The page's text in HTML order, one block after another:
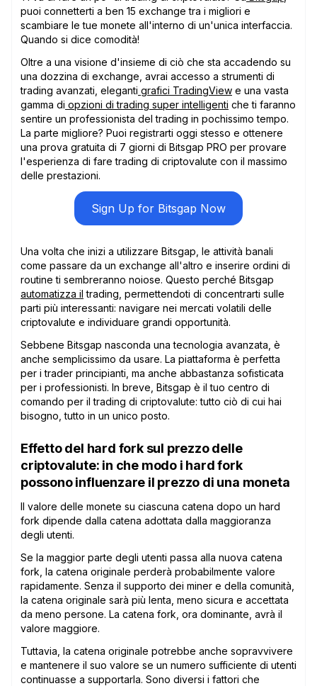
puoi connetterti a ben 15 exchange tra i migliori e
scambiare le tue monete all'interno di un'unica interfaccia.
Quando si dice comodità!
Oltre a una visione d'insieme di ciò che sta accadendo su
una dozzina di exchange, avrai accesso a strumenti di
trading avanzati, eleganti grafici TradingView e una vasta
gamma di opzioni di trading super intelligenti che ti faranno
sentire un professionista del trading in pochissimo tempo.
La parte migliore? Puoi registrarti oggi stesso e ottenere
una prova gratuita di 7 giorni di Bitsgap PRO per provare
l'esperienza di fare trading di criptovalute con il massimo
delle prestazioni.
Sign Up for Bitsgap Now
Una volta che inizi a utilizzare Bitsgap, le attività banali
come passare da un exchange all'altro e inserire ordini di
routine ti sembreranno noiose. Questo perché Bitsgap
automatizza il trading, permettendoti di concentrarti sulle
parti più interessanti: navigare nei mercati volatili delle
criptovalute e individuare grandi opportunità.
Sebbene Bitsgap nasconda una tecnologia avanzata, è
anche semplicissimo da usare. La piattaforma è perfetta
per i trader principianti, ma anche abbastanza sofisticata
per i professionisti. In breve, Bitsgap è il tuo centro di
comando per il trading di criptovalute: tutto ciò di cui hai
bisogno, tutto in un unico posto.
Effetto del hard fork sul prezzo delle
criptovalute: in che modo i hard fork
possono influenzare il prezzo di una moneta
Il valore delle monete su ciascuna catena dopo un hard
fork dipende dalla catena adottata dalla maggioranza
degli utenti.
Se la maggior parte degli utenti passa alla nuova catena
fork, la catena originale perderà probabilmente valore
rapidamente. Senza il supporto dei miner e della comunità,
la catena originale sarà più lenta, meno sicura e accettata
da meno persone. La catena fork, ora dominante, avrà il
valore maggiore.
Tuttavia, la catena originale potrebbe anche sopravvivere
e mantenere il suo valore se un numero sufficiente di utenti
continuasse a supportarla. Sono diversi i fattori che